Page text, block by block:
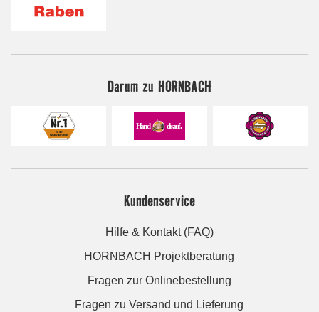
Darum zu HORNBACH
Kundenservice
Hilfe & Kontakt (FAQ)
HORNBACH Projektberatung
Fragen zur Onlinebestellung
Fragen zu Versand und Lieferung